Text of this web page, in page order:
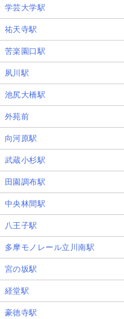
学芸大学駅
祐天寺駅
苦楽園口駅
夙川駅
池尻大橋駅
外苑前
向河原駅
武蔵小杉駅
田園調布駅
中央林間駅
八王子駅
多摩モノレール立川南駅
宮の坂駅
経堂駅
豪徳寺駅